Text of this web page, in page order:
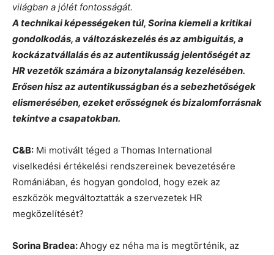
világban a jólét fontosságát.
A technikai képességeken túl, Sorina kiemeli a kritikai
gondolkodás, a változáskezelés és az ambiguitás, a
kockázatvállalás és az autentikusság jelentőségét az
HR vezetők számára a bizonytalanság kezelésében.
Erősen hisz az autentikusságban és a sebezhetőségek
elismerésében, ezeket erősségnek és bizalomforrásnak
tekintve a csapatokban.
C&B: Mi motivált téged a Thomas International
viselkedési értékelési rendszereinek bevezetésére
Romániában, és hogyan gondolod, hogy ezek az
eszközök megváltoztatták a szervezetek HR
megközelítését?
Sorina Bradea: Ahogy ez néha ma is megtörténik, az